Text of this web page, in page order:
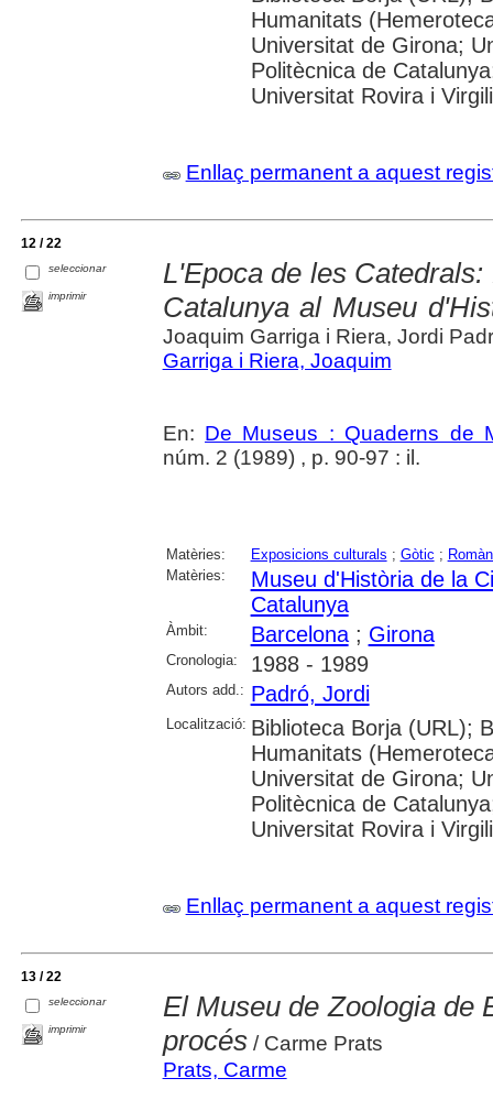
Humanitats
Universitat de Girona;
Politècnica de
Universitat Rovira i Virgili
Enllaç permanent a aquest
12 / 22
seleccionar
imprimir
L'Epoca de les
Catalunya al Museu
Joaquim Garriga i Riera, Jordi
Garriga i Riera, Joaquim
En: De Museus : Quaderns de
núm. 2 (1989) , p. 90-97 : il.
Matèries: Exposicions culturals ; Gòtic ;
Matèries:
Museu d'Història de la
Catalunya
Àmbit: Barcelona; Girona
Cronologia: 1988 - 1989
Autors add.: Padró, Jordi
Localització: Biblioteca Borja (URL);
Humanitats
Universitat de Girona;
Politècnica de
Universitat Rovira i Virgili
Enllaç permanent a aquest
13 / 22
seleccionar
imprimir
El Museu de Zoologia de
procés/ Carme Prats
Prats, Carme